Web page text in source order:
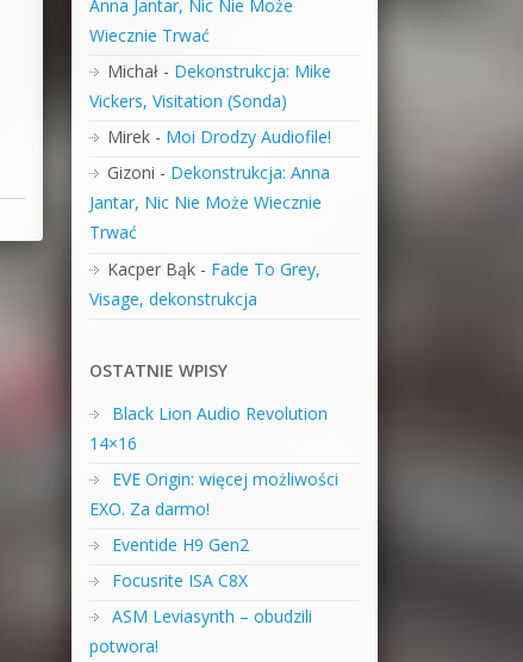
Anna Jantar, Nic Nie Może
Wiecznie Trwać
Michał- Dekonstrukcja: Mike
Vickers, Visitation (Sonda)
Mirek- Moi Drodzy Audiofile!
Gizoni - Dekonstrukcja: Anna
Jantar, Nic Nie Może Wiecznie
Trwać
Kacper Bąk- Fade To Grey,
Visage, dekonstrukcja
OSTATNIE WPISY
Black Lion Audio Revolution
14×16
EVE Origin: więcej możliwości
EXO. Za darmo!
Eventide H9 Gen2
Focusrite ISA C8X
ASM Leviasynth – obudzili
potwora!